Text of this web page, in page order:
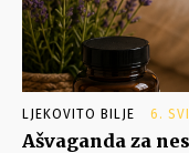
LJEKOVITO BILJE 6.
Ašvaganda za